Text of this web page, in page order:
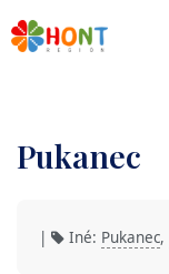
Pukanec
| Iné: Pukanec,